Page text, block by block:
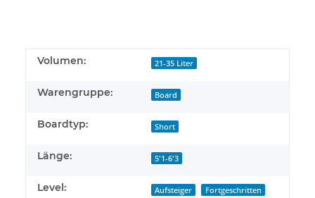
Volumen: 21-35 Liter
Warengruppe: Board
Boardtyp: Short
Länge: 5'1-6'3
Level: Aufsteiger Fortgeschritten